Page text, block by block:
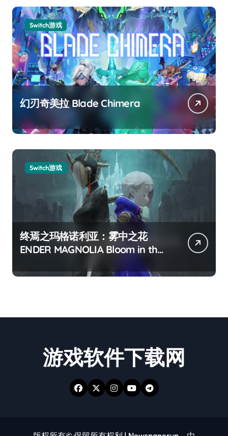
Switch游戏
幻刃奇美拉 Blade Chimera
Switch游戏
终焉之玛格诺利亚：雾中之花
ENDER MAGNOLIA Bloom in the
游戏软件下载网